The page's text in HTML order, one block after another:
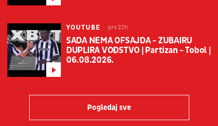
YOUTUBE pre 22h
SADA NEMA OFSAJDA - ZUBAIRU
DUPLIRA VOĐSTVO | Partizan - Tobol |
06.08.2026.
Pogledaj sve